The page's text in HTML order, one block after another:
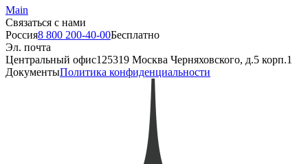
Main
Связаться с нами
Россия8 800 200-40-00Бесплатно
Эл. почта
Центральный офис125319 Москва Черняховского, д.5 корп.1
ДокументыПолитика конфиденциальности